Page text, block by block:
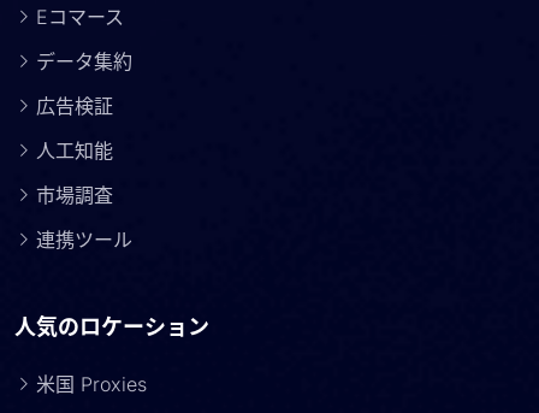
Eコマース
データ集約
広告検証
人工知能
市場調査
連携ツール
人気のロケーション
米国 Proxies